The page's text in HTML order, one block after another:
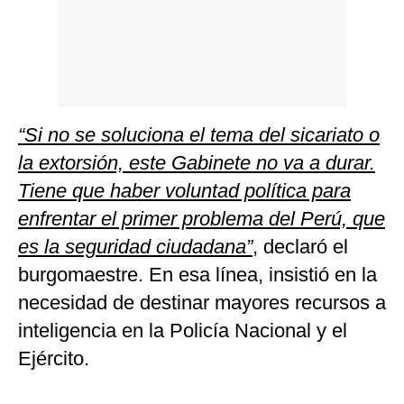
“Si no se soluciona el tema del sicariato o
la extorsión, este Gabinete no va a durar.
Tiene que haber voluntad política para
enfrentar el primer problema del Perú, que
es la seguridad ciudadana”, declaró el
burgomaestre. En esa línea, insistió en la
necesidad de destinar mayores recursos a
inteligencia en la Policía Nacional y el
Ejército.